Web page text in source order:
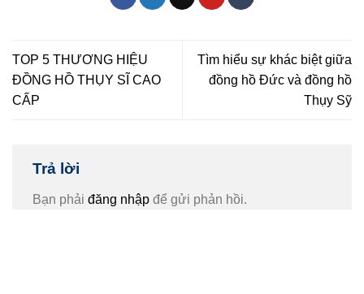
TOP 5 THƯƠNG HIỆU
ĐỒNG HỒ THỤY SĨ CAO
CẤP
Tìm hiểu sự khác biệt giữa
đồng hồ Đức và đồng hồ
Thụy Sỹ
Trả lời
Bạn phải đăng nhập để gửi phản hồi.